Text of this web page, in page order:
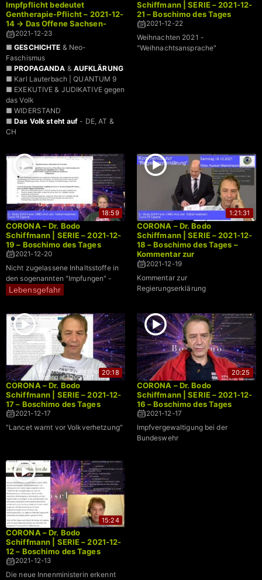
Impfpflicht bedeutet
Gentherapie-Pflicht – 2021-12-
14 → Das Offene Sachsen-
Mikrofon | LIVE
2021-12-23
■GESCHICHTE & Neo-
Faschismus
■PROPAGANDA & AUFKLÄRUNG
■ Karl Lauterbach | QUANTUM 9
■ EXEKUTIVE & JUDIKATIVE gegen
das Volk
■ WIDERSTAND
■Das Volk steht auf - DE, AT &
CH
Schiffmann | SERIE – 2021-12-
21 – Boschimo des Tages
2021-12-22
Weihnachten 2021 -
"Weihnachtsansprache"
18:59
CORONA – Dr. Bodo
Schiffmann | SERIE – 2021-12-
19 – Boschimo des Tages
2021-12-20
Nicht zugelassene Inhaltsstoffe in
den sogenannten "Impfungen" -
Lebensgefahr
1:21:31
CORONA – Dr. Bodo
Schiffmann | SERIE – 2021-12-
18 – Boschimo des Tages –
Kommentar zur
Regierungserklärung
2021-12-19
Kommentar zur
Regierungserklärung
20:18
CORONA – Dr. Bodo
Schiffmann | SERIE – 2021-12-
17 – Boschimo des Tages
2021-12-17
"Lancet warnt vor Volkverhetzung"
20:25
CORONA – Dr. Bodo
Schiffmann | SERIE – 2021-12-
16 – Boschimo des Tages
2021-12-17
Impfvergewaltigung bei der
Bundeswehr
15:24
CORONA – Dr. Bodo
Schiffmann | SERIE – 2021-12-
12 – Boschimo des Tages
2021-12-13
Die neue Innenministerin erkennt